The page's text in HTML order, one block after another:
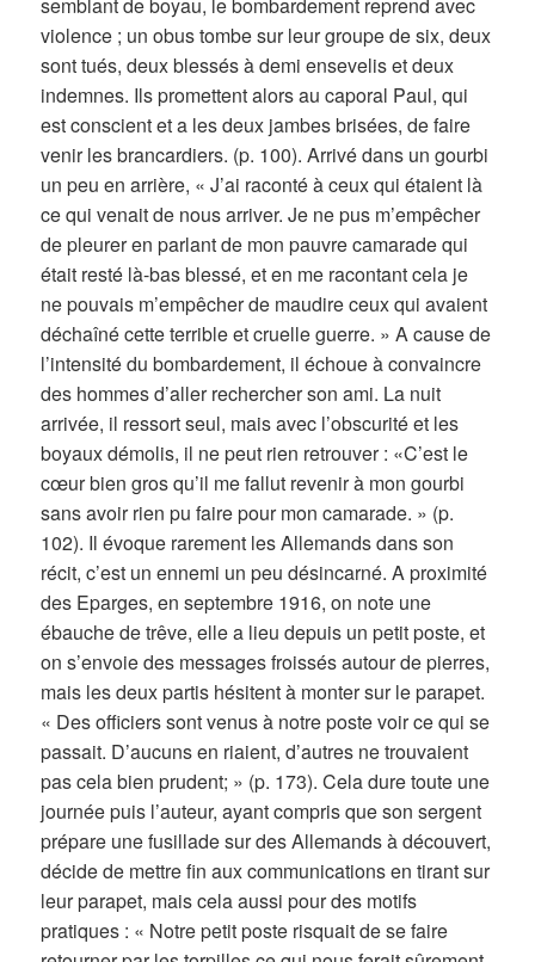
semblant de boyau, le bombardement reprend avec
violence ; un obus tombe sur leur groupe de six, deux
sont tués, deux blessés à demi ensevelis et deux
indemnes. Ils promettent alors au caporal Paul, qui
est conscient et a les deux jambes brisées, de faire
venir les brancardiers. (p. 100). Arrivé dans un gourbi
un peu en arrière, « J’ai raconté à ceux qui étaient là
ce qui venait de nous arriver. Je ne pus m’empêcher
de pleurer en parlant de mon pauvre camarade qui
était resté là-bas blessé, et en me racontant cela je
ne pouvais m’empêcher de maudire ceux qui avaient
déchaîné cette terrible et cruelle guerre. » A cause de
l’intensité du bombardement, il échoue à convaincre
des hommes d’aller rechercher son ami. La nuit
arrivée, il ressort seul, mais avec l’obscurité et les
boyaux démolis, il ne peut rien retrouver : «C’est le
cœur bien gros qu’il me fallut revenir à mon gourbi
sans avoir rien pu faire pour mon camarade. » (p.
102). Il évoque rarement les Allemands dans son
récit, c’est un ennemi un peu désincarné. A proximité
des Eparges, en septembre 1916, on note une
ébauche de trêve, elle a lieu depuis un petit poste, et
on s’envoie des messages froissés autour de pierres,
mais les deux partis hésitent à monter sur le parapet.
« Des officiers sont venus à notre poste voir ce qui se
passait. D’aucuns en riaient, d’autres ne trouvaient
pas cela bien prudent; » (p. 173). Cela dure toute une
journée puis l’auteur, ayant compris que son sergent
prépare une fusillade sur des Allemands à découvert,
décide de mettre fin aux communications en tirant sur
leur parapet, mais cela aussi pour des motifs
pratiques : « Notre petit poste risquait de se faire